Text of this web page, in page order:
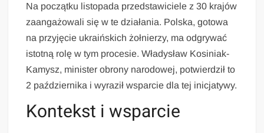
Na początku listopada przedstawiciele z 30 krajów
zaangażowali się w te działania. Polska, gotowa
na przyjęcie ukraińskich żołnierzy, ma odgrywać
istotną rolę w tym procesie. Władysław Kosiniak-
Kamysz, minister obrony narodowej, potwierdził to
2 października i wyraził wsparcie dla tej inicjatywy.
Kontekst i wsparcie